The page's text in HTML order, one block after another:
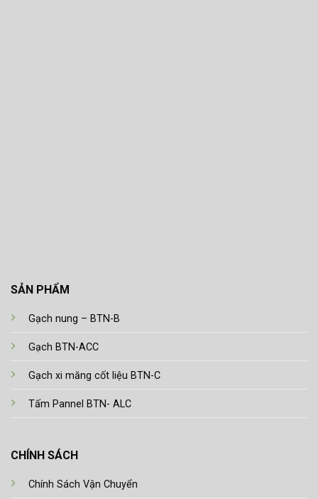
SẢN PHẨM
Gạch nung – BTN-B
Gạch BTN-ACC
Gạch xi măng cốt liệu BTN-C
Tấm Pannel BTN- ALC
CHÍNH SÁCH
Chính Sách Vận Chuyển